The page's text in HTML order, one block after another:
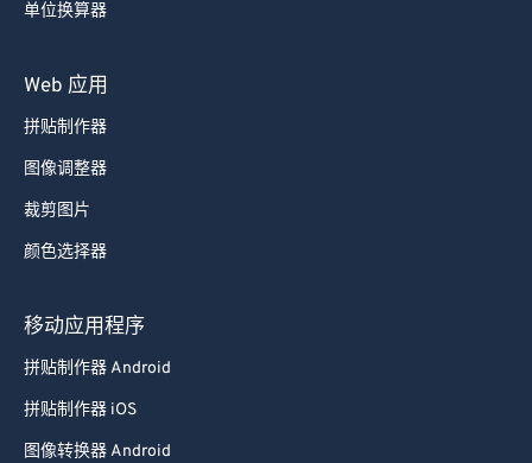
单位换算器
Web 应用
拼贴制作器
图像调整器
裁剪图片
颜色选择器
移动应用程序
拼贴制作器 Android
拼贴制作器 iOS
图像转换器 Android